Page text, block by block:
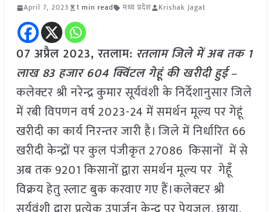
April 7, 2023 1 min read मध्य प्रदेश Krishak Jagat
07 अप्रैल 2023,रतलाम: रतलाम जिले में अब तक 1
लाख 83 हजार 604 क्विंटल गेहूं की खरीदी हुई–
कलेक्टर श्री नरेन्द्र कुमार सूर्यवंशी के निर्देशानुसार जिले
में रबी विपणन वर्ष 2023-24 में समर्थन मूल्य पर गेहूं
खरीदी का कार्य निरन्तर जारी है। जिले में निर्धारित 66
खरीदी केन्द्रों पर कुल पंजीकृत 27086 किसानों में से
अब तक 9201 किसानों द्वारा समर्थन मूल्य पर गेहूँ
विक्रय हेतु स्लाट बुक करवाए गए हैं।कलेक्टर श्री